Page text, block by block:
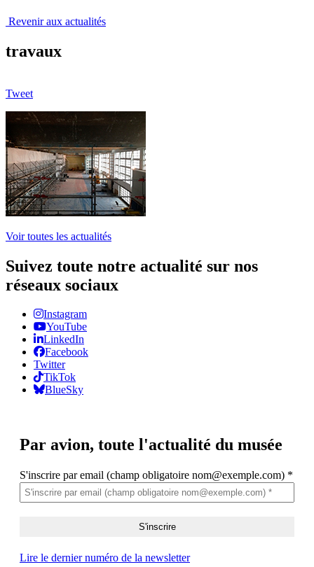
Revenir aux actualités
travaux
Tweet
Voir toutes les actualités
Suivez toute notre actualité sur nos
réseaux sociaux
Instagram
YouTube
LinkedIn
Facebook
Twitter
TikTok
BlueSky
Par avion, toute l'actualité du musée
S'inscrire par email (champ obligatoire nom@exemple.com) *
Lire le dernier numéro de la newsletter